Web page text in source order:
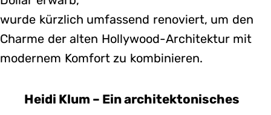
wurde kürzlich umfassend renoviert, um den
Charme der alten Hollywood-Architektur mit
modernem Komfort zu kombinieren.
Heidi Klum – Ein architektonisches